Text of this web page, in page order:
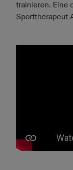
trainieren. Eine
Sporttherapeut